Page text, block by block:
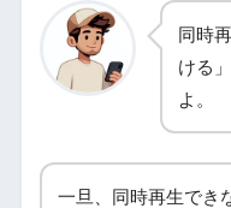
同時
ける
よ。
一旦、同時再生でき